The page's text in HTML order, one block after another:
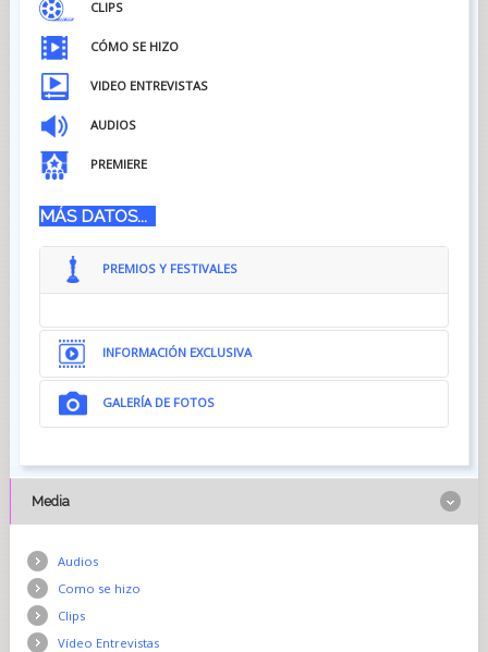
CLIPS
CÓMO SE HIZO
VIDEO ENTREVISTAS
AUDIOS
PREMIERE
MÁS DATOS...
PREMIOS Y FESTIVALES
INFORMACIÓN EXCLUSIVA
GALERÍA DE FOTOS
Media
Audios
Como se hizo
Clips
Vídeo Entrevistas